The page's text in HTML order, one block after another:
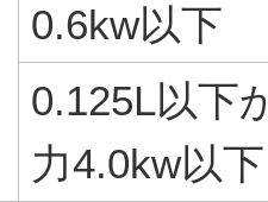
0.6kw以下
0.125L以下
力4.0kw以下